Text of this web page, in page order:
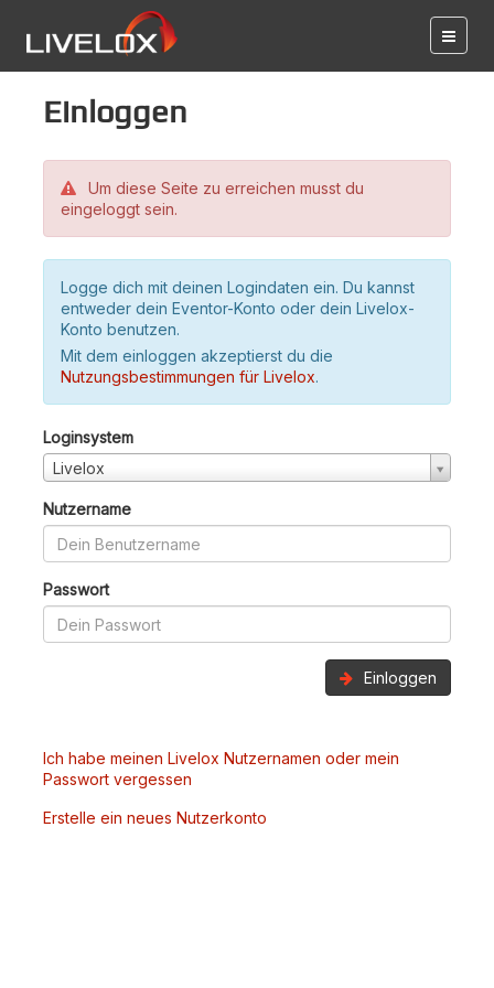
Einloggen
Um diese Seite zu erreichen musst du
eingeloggt sein.
Logge dich mit deinen Logindaten ein. Du kannst
entweder dein Eventor-Konto oder dein Livelox-
Konto benutzen.
Mit dem einloggen akzeptierst du die
Nutzungsbestimmungen für Livelox.
Loginsystem
Livelox
Nutzername
Passwort
Einloggen
Ich habe meinen Livelox Nutzernamen oder mein
Passwort vergessen
Erstelle ein neues Nutzerkonto